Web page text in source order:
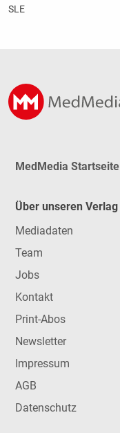
SLE
MedMedia Startseite
Über unseren Verlag
Mediadaten
Team
Jobs
Kontakt
Print-Abos
Newsletter
Impressum
AGB
Datenschutz